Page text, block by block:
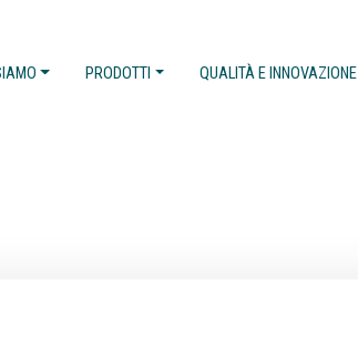
PRODOTTI QUALITÀ E INNOVAZIONE